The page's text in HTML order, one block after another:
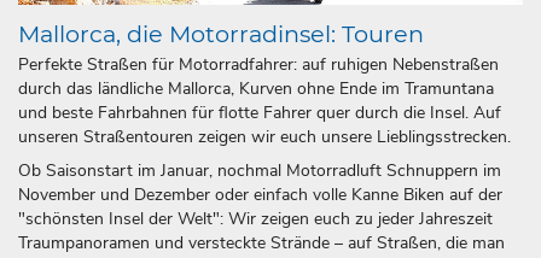
Mallorca, die Motorradinsel: Touren
Perfekte Straßen für Motorradfahrer: auf ruhigen Nebenstraßen
durch das ländliche Mallorca, Kurven ohne Ende im Tramuntana
und beste Fahrbahnen für flotte Fahrer quer durch die Insel. Auf
unseren Straßentouren zeigen wir euch unsere Lieblingsstrecken.
Ob Saisonstart im Januar, nochmal Motorradluft Schnuppern im
November und Dezember oder einfach volle Kanne Biken auf der
"schönsten Insel der Welt": Wir zeigen euch zu jeder Jahreszeit
Traumpanoramen und versteckte Strände – auf Straßen, die man